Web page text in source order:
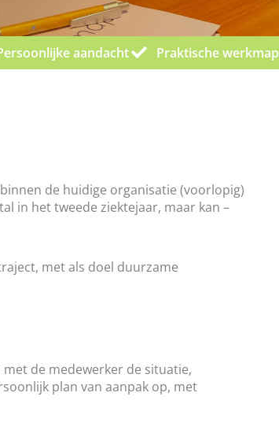
aandacht Praktische werkmap
de huidige organisatie (voorlopig)
in het tweede ziektejaar, maar kan –
met als doel duurzame
de medewerker de situatie,
plan van aanpak op, met